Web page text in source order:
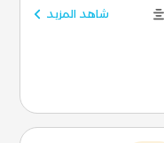
شاهد المزيد